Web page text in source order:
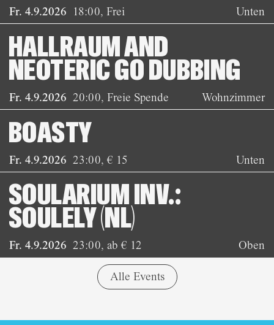
Fr. 4.9.2026 18:00,Frei Unten
Fr. 4.9.2026 20:00,Freie Spende
HALLRAUM AND
NEOTERIC GO DUBBING
Wohnzimmer
Fr. 4.9.2026 23:00,€ 15
BOASTY
Unten
Fr. 4.9.2026 23:00, ab € 12
SOULARIUM INV.:
SOULELY (NL)
Oben
Alle Events